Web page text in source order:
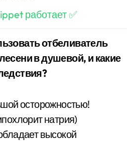
работает ✅
отбеливатель
в душевой, и какие
осторожностью!
натрия)
высокой